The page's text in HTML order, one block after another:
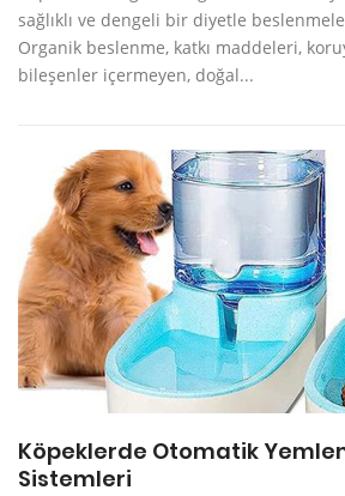
sağlıklı ve dengeli bir diyetle
Organik beslenme, katkı maddeleri,
bileşenler içermeyen, doğal...
Köpeklerde Otomatik
Sistemleri